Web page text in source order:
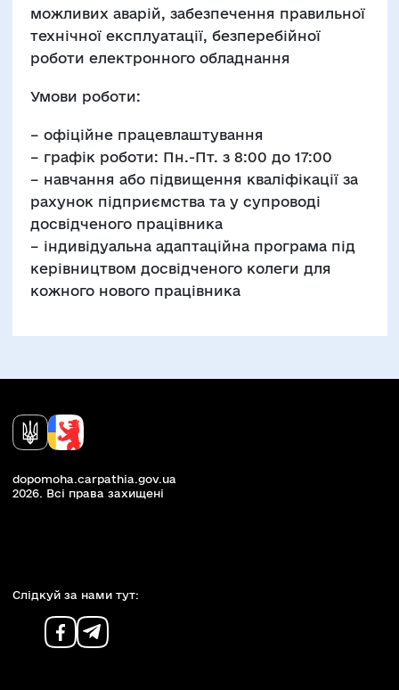
можливих аварій, забезпечення правильної
технічної експлуатації, безперебійної
роботи електронного обладнання
Умови роботи:
– офіційне працевлаштування
– графік роботи: Пн.-Пт. з 8:00 до 17:00
– навчання або підвищення кваліфікації за
рахунок підприємства та у супроводі
досвідченого працівника
– індивідуальна адаптаційна програма під
керівництвом досвідченого колеги для
кожного нового працівника
dopomoha.carpathia.gov.ua
2026. Всi права захищенi
Слiдкуй за нами тут: